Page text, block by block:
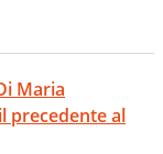
Maria
precedente al